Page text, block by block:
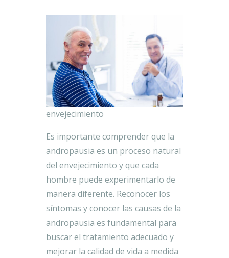
envejecimiento
Es importante comprender que la
andropausia es un proceso natural
del envejecimiento y que cada
hombre puede experimentarlo de
manera diferente. Reconocer los
síntomas y conocer las causas de la
andropausia es fundamental para
buscar el tratamiento adecuado y
mejorar la calidad de vida a medida